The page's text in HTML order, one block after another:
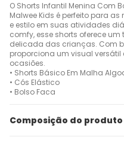
O Shorts Infantil Menina Com
Malwee Kids é perfeito para
e estilo em suas atividades
comfy, esse shorts oferece
delicada das crianças. Com
proporciona um visual
ocasiões.
• Shorts Básico Em Malha
• Cós Elástico
• Bolso Faca
Composição do produto